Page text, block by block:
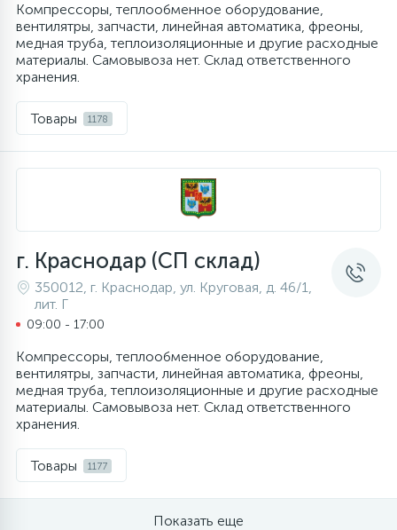
Компрессоры, теплообменное оборудование,
вентилятры, запчасти, линейная автоматика, фреоны,
медная труба, теплоизоляционные и другие расходные
материалы. Самовывоза нет. Склад ответственного
хранения.
Товары 1178
г. Краснодар (СП склад)
350012, г. Краснодар, ул. Круговая, д. 46/1,
лит. Г
09:00 - 17:00
Компрессоры, теплообменное оборудование,
вентилятры, запчасти, линейная автоматика, фреоны,
медная труба, теплоизоляционные и другие расходные
материалы. Самовывоза нет. Склад ответственного
хранения.
Товары 1177
Показать еще